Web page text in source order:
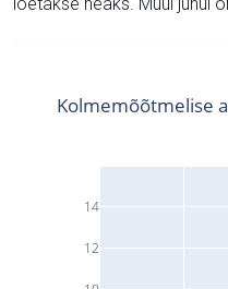
12
14
Kolmemõõtmelise